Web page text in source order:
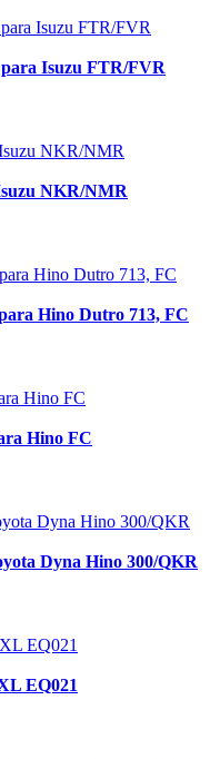
Isuzu FTR/FVR
NKR/NMR
Hino Dutro 713, FC
Hino FC
Dyna Hino 300/QKR
EQ021